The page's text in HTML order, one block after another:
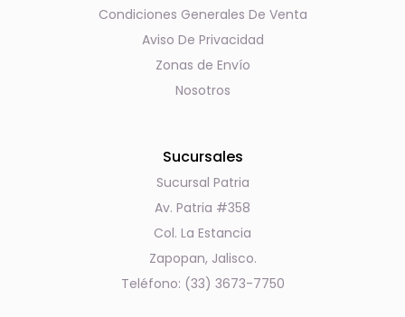
Condiciones Generales De Venta
Aviso De Privacidad
Zonas de Envío
Nosotros
Sucursales
Sucursal Patria
Av. Patria #358
Col. La Estancia
Zapopan, Jalisco.
Teléfono: (33) 3673-7750